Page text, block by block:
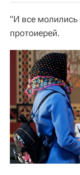
"И все
протоиерей.